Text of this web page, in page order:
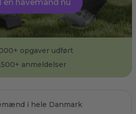
en havemand nu
+ opgaver udført
+ anmeldelser
i hele Danmark